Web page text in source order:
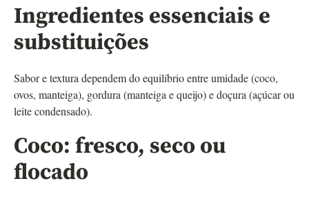
Ingredientes essenciais e
substituições
Sabor e textura dependem do equilíbrio entre umidade (coco,
ovos, manteiga), gordura (manteiga e queijo) e doçura (açúcar ou
leite condensado).
Coco: fresco, seco ou
flocado